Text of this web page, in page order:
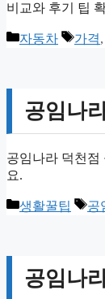
비교와 후기 팁
카
자동차
태
가격,
공임나
공임나라 덕천점
요.
카
생활꿀팁
태
공
공임나